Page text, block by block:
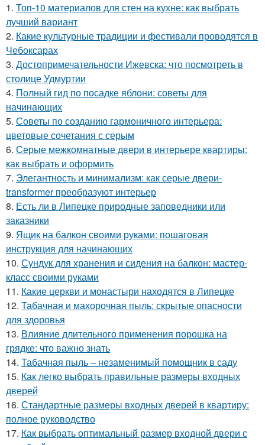
1. Топ-10 материалов для стен на кухне: как выбрать
лучший вариант
2. Какие культурные традиции и фестивали проводятся в
Чебоксарах
3. Достопримечательности Ижевска: что посмотреть в
столице Удмуртии
4. Полный гид по посадке яблони: советы для
начинающих
5. Советы по созданию гармоничного интерьера:
цветовые сочетания с серым
6. Серые межкомнатные двери в интерьере квартиры:
как выбрать и оформить
7. Элегантность и минимализм: как серые двери-
transformer преобразуют интерьер
8. Есть ли в Липецке природные заповедники или
заказники
9. Ящик на балкон своими руками: пошаговая
инструкция для начинающих
10. Сундук для хранения и сидения на балкон: мастер-
класс своими руками
11. Какие церкви и монастыри находятся в Липецке
12. Табачная и махорочная пыль: скрытые опасности
для здоровья
13. Влияние длительного применения порошка на
грядке: что важно знать
14. Табачная пыль – незаменимый помощник в саду
15. Как легко выбрать правильные размеры входных
дверей
16. Стандартные размеры входных дверей в квартиру:
полное руководство
17. Как выбрать оптимальный размер входной двери с